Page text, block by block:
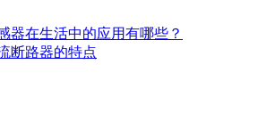
器在生活中的应用有哪些？
断路器的特点